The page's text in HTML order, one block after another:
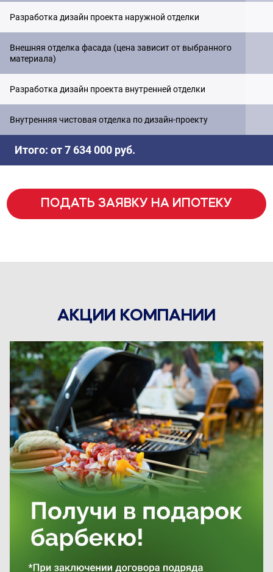
Разработка дизайн проекта наружной отделки
Внешняя отделка фасада (цена зависит от выбранного
материала)
Разработка дизайн проекта внутренней отделки
Внутренняя чистовая отделка по дизайн-проекту
Итого: от 7 634 000 руб.
ПОДАТЬ ЗАЯВКУ НА ИПОТЕКУ
АКЦИИ КОМПАНИИ